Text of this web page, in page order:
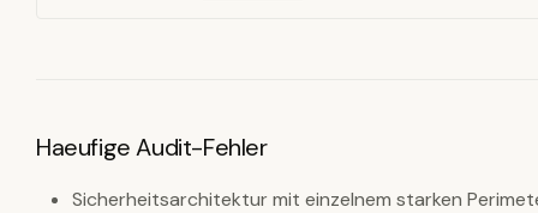
Haeufige Audit-Fehler
Sicherheitsarchitektur mit einzelnem starken